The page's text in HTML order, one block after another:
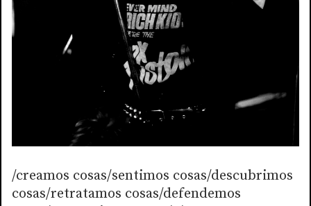
/creamos cosas/sentimos cosas/descubrimos
cosas/retratamos cosas/defendemos